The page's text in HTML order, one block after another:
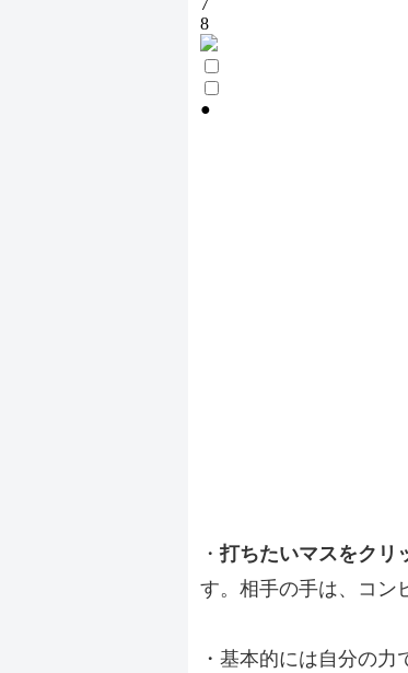
・打ちたいマスをクリ
す。相手の手は、コン
・基本的には自分の